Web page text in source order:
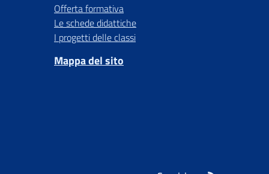
Offerta formativa
Le schede didattiche
I progetti delle classi
Mappa del sito